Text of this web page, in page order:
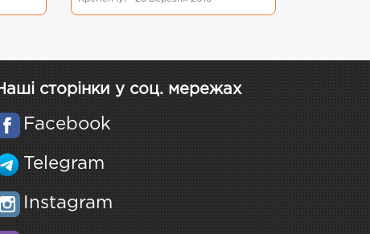
сторінки у соц. мережах
Facebook
Telegram
Instagram